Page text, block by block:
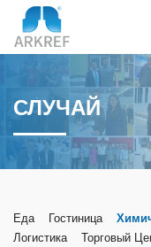
СЛУЧАЙ
Еда Гостиница
Логистика
Торговый